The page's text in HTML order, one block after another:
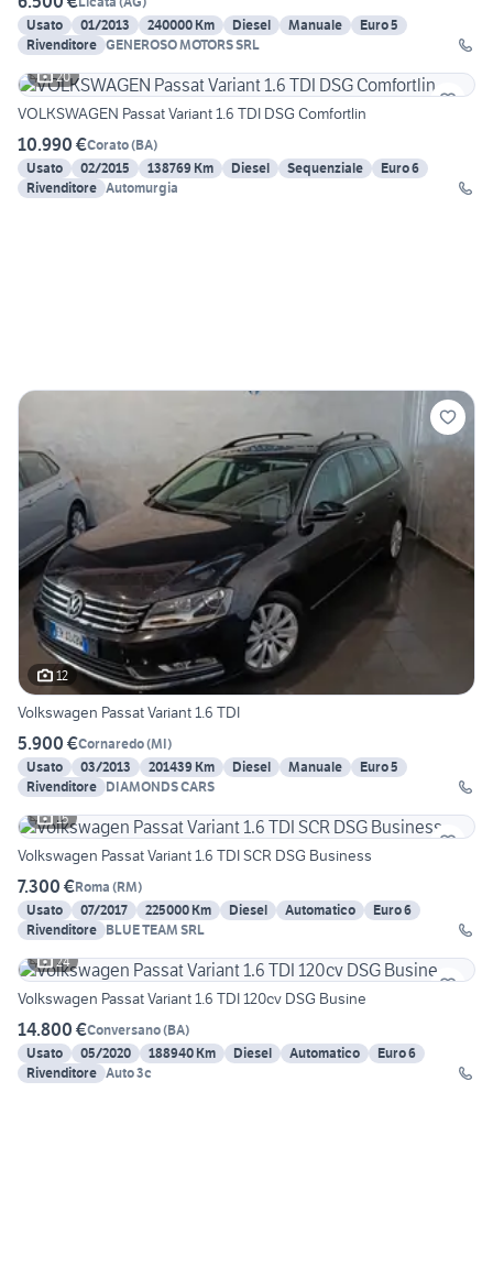
Usato
01/2013 240000 Km Diesel Manuale
Euro 5
Rivenditore GENEROSO MOTORS SRL
20
VOLKSWAGEN Passat Variant 1.6 TDI DSG Comfortlin
10.990 €Corato(BA)
Usato
02/2015 138769 Km Diesel Sequenziale
Euro 6
Rivenditore Automurgia
12
Volkswagen Passat Variant 1.6 TDI
5.900 €Cornaredo(MI)
Usato
03/2013 201439 Km Diesel Manuale
Euro 5
Rivenditore DIAMONDS CARS
15
Volkswagen Passat Variant 1.6 TDI SCR DSG Business
7.300 €Roma (RM)
Usato
07/2017 225000 Km Diesel Automatico
Euro 6
Rivenditore BLUE TEAM SRL
24
Volkswagen Passat Variant 1.6 TDI 120cv DSG Busine
14.800 €Conversano(BA)
Usato
05/2020 188940 Km Diesel Automatico
Euro 6
Rivenditore Auto 3c